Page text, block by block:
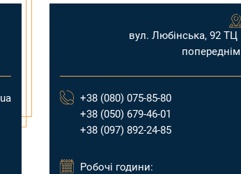
вул. Любінська, 92
+38 (080) 075-85-80
+38 (050) 679-46-01
+38 (097) 892-24-85
Робочі години: